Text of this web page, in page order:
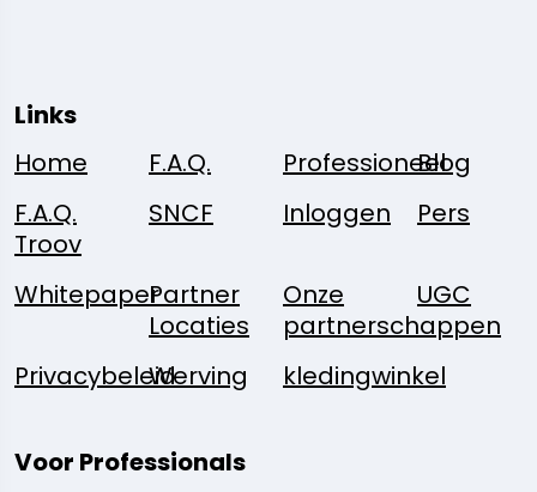
Links
Home
F.A.Q. Professioneel
Blog
F.A.Q.
Troov
SNCF Inloggen Pers
WhitepaperPartner
Locaties
Onze
partnerschappen
UGC
PrivacybeleidWerving kledingwinkel
Voor Professionals